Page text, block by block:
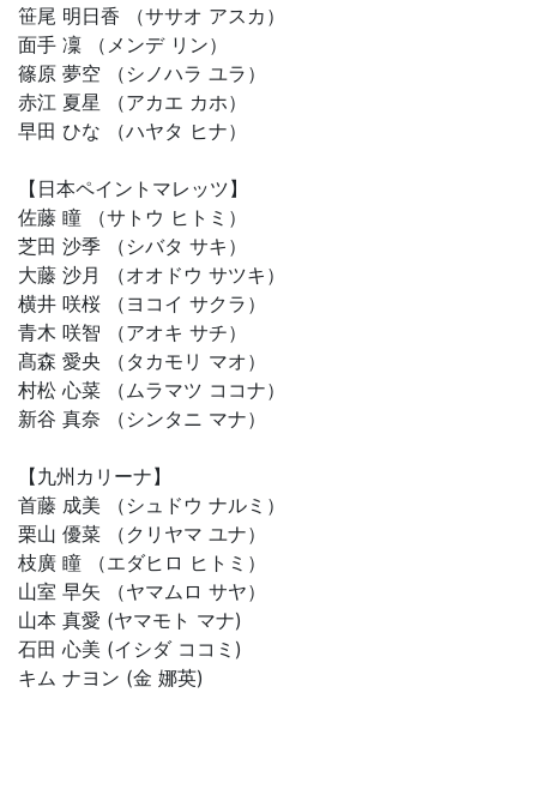
笹尾 明日香 （ササオ アスカ）
面手 凜 （メンデ リン）
篠原 夢空 （シノハラ ユラ）
赤江 夏星 （アカエ カホ）
早田 ひな （ハヤタ ヒナ）
【日本ペイントマレッツ】
佐藤 瞳 （サトウ ヒトミ）
芝田 沙季 （シバタ サキ）
大藤 沙月 （オオドウ サツキ）
横井 咲桜 （ヨコイ サクラ）
青木 咲智 （アオキ サチ）
髙森 愛央 （タカモリ マオ）
村松 心菜 （ムラマツ ココナ）
新谷 真奈 （シンタニ マナ）
【九州カリーナ】
首藤 成美 （シュドウ ナルミ）
栗山 優菜 （クリヤマ ユナ）
枝廣 瞳 （エダヒロ ヒトミ）
山室 早矢 （ヤマムロ サヤ）
山本 真愛 (ヤマモト マナ)
石田 心美 (イシダ ココミ)
キム ナヨン (金 娜英)